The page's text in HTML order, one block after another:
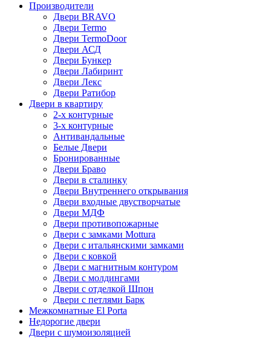
Производители
Двери BRAVO
Двери Termo
Двери TermoDoor
Двери АСД
Двери Бункер
Двери Лабиринт
Двери Лекс
Двери Ратибор
Двери в квартиру
2-х контурные
3-х контурные
Антивандальные
Белые Двери
Бронированные
Двери Браво
Двери в сталинку
Двери Внутреннего открывания
Двери входные двустворчатые
Двери МДФ
Двери противопожарные
Двери с замками Mottura
Двери с итальянскими замками
Двери с ковкой
Двери с магнитным контуром
Двери с молдингами
Двери с отделкой Шпон
Двери с петлями Барк
Межкомнатные El Porta
Недорогие двери
Двери с шумоизоляцией